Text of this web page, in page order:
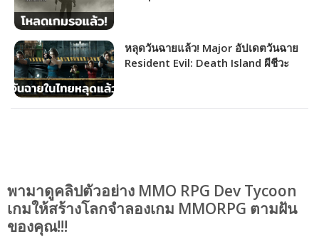
หลุดวันฉายแล้ว! Major อัปเดตวันฉาย
Resident Evil: Death Island ผีชีวะ
พามาดูคลิปตัวอย่าง MMO RPG Dev Tycoon
เกมให้สร้างโลกจำลองเกม MMORPG ตามฝัน
ของคุณ!!!